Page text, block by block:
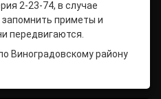
2-23-74, в случае
приметы и
передвигаются.
Виноградовскому району